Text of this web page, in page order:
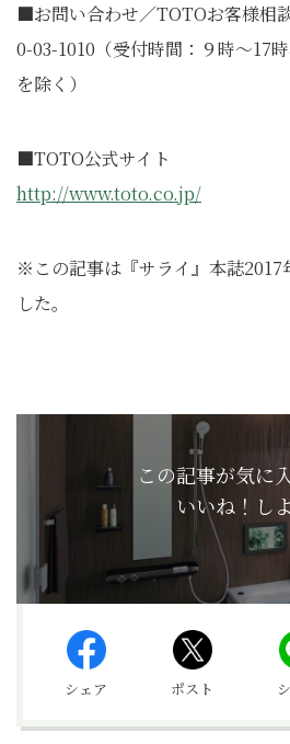
■お問い合わせ／TOTOお客様相
0-03-1010（受付時間：９時～17
を除く）
■TOTO公式サイト
http://www.toto.co.jp/
※この記事は『サライ』本誌2017
した。
この記事が気に
いいね！し
シェア ポスト